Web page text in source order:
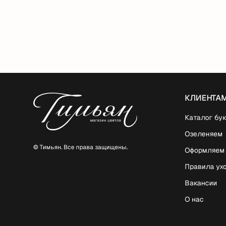
© Тимьян. Все права защищены.
Каталог
Озеленяем
Оформляем
Правила
Вакансии
О нас